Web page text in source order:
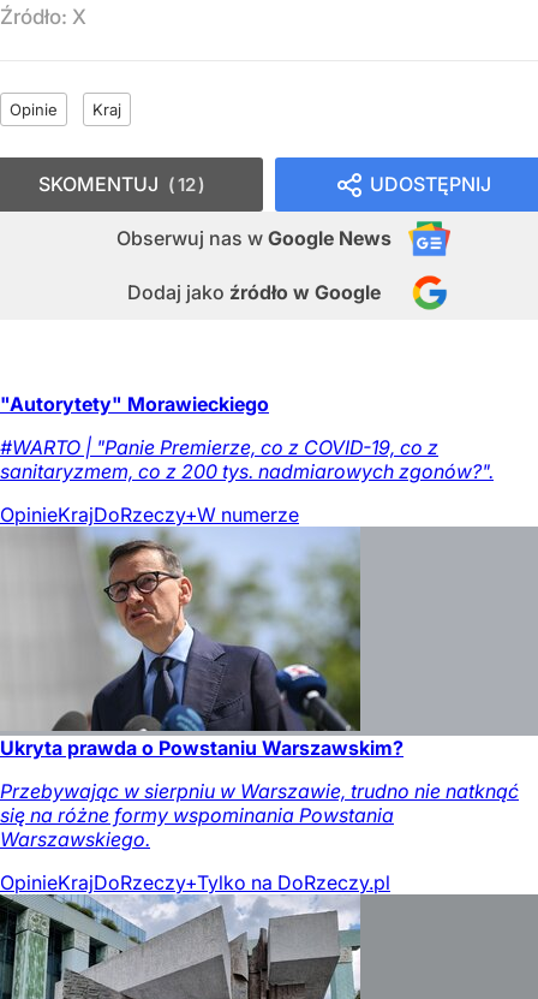
Źródło: X
Opinie Kraj
UDOSTĘPNIJ
Obserwuj nas w Google News
Dodaj jako źródło w Google
SKOMENTUJ 12
"Autorytety" Morawieckiego
#WARTO | "Panie Premierze, co z COVID-19, co z
sanitaryzmem, co z 200 tys. nadmiarowych zgonów?".
OpinieKrajDoRzeczy+W numerze
Ukryta prawda o Powstaniu Warszawskim?
Przebywając w sierpniu w Warszawie, trudno nie natknąć
się na różne formy wspominania Powstania
Warszawskiego.
OpinieKrajDoRzeczy+Tylko na DoRzeczy.pl